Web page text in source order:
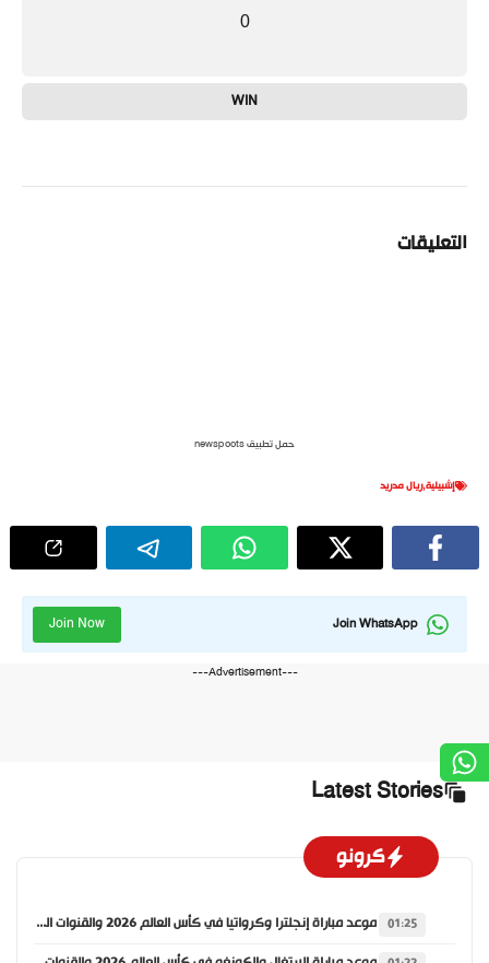
0
WIN
التعليقات
حمل تطبيق newspoots
إشبيلية,ريال مدريد
Join WhatsApp
Join Now
---Advertisement---
Latest Stories
كرونو
01:25 موعد مباراة إنجلترا وكرواتيا في كأس العالم 2026 والقنوات الناقلة